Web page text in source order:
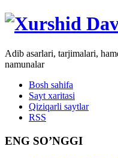
Adib asarlari, tarjimalari,
namunalar
Bosh sahifa
Sayt xaritasi
Qiziqarli saytlar
RSS
ENG SO’NGGI